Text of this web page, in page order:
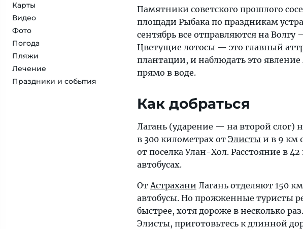
Карты
Видео
Фото
Погода
Пляжи
Лечение
Праздники и события
Памятники советского прошлого
площади Рыбака по праздникам
сентябрь все отправляются на
Цветущие лотосы — это главный
плантации, и наблюдать это явление
прямо в воде.
Как добраться
Лагань (ударение — на второй
в 300 километрах от Элисты и в 9 км
от поселка Улан-Хол. Расстояние в
автобусах.
ОтАстрахани Лагань отделяют 150
автобусы. Но прожженные туристы
быстрее, хотя дороже в несколько
Элисты, приготовьтесь к длинной